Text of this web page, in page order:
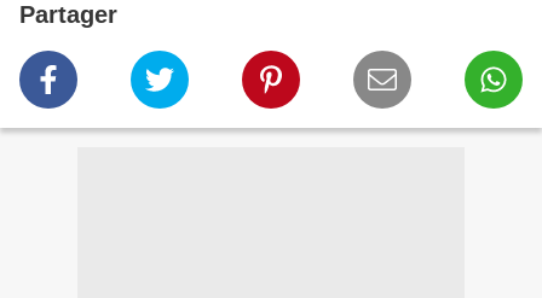
Partager